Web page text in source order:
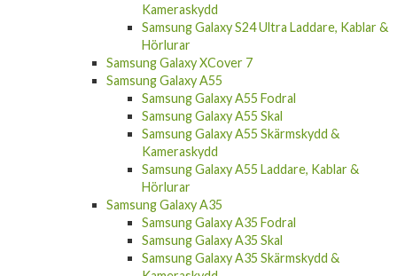
Kameraskydd
Samsung Galaxy S24 Ultra Laddare, Kablar &
Hörlurar
Samsung Galaxy XCover 7
Samsung Galaxy A55
Samsung Galaxy A55 Fodral
Samsung Galaxy A55 Skal
Samsung Galaxy A55 Skärmskydd &
Kameraskydd
Samsung Galaxy A55 Laddare, Kablar &
Hörlurar
Samsung Galaxy A35
Samsung Galaxy A35 Fodral
Samsung Galaxy A35 Skal
Samsung Galaxy A35 Skärmskydd &